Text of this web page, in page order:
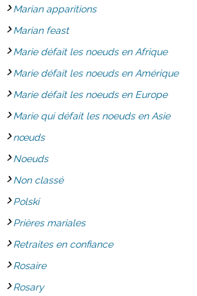
Marian apparitions
Marian feast
Marie défait les noeuds en Afrique
Marie défait les noeuds en Amérique
Marie défait les noeuds en Europe
Marie qui défait les noeuds en Asie
nœuds
Noeuds
Non classé
Polski
Prières mariales
Retraites en confiance
Rosaire
Rosary